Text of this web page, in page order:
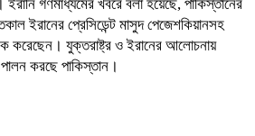
গণমাধ্যমের খবরে বলা হয়েছে, পাকিস্তানের
ইরানের প্রেসিডেন্ট মাসুদ পেজেশকিয়ানসহ
করেছেন। যুক্তরাষ্ট্র ও ইরানের আলোচনায়
করছে পাকিস্তান।